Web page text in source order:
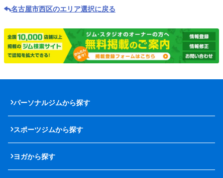
名古屋市西区のエリア選択に戻る
パーソナルジムから探す
スポーツジムから探す
ヨガから探す